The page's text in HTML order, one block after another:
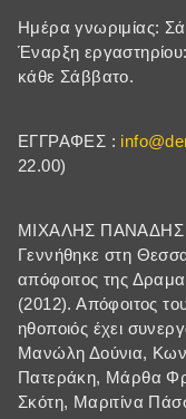
Ημέρα γνωριμίας:
Έναρξη
κάθε Σάββατο.
ΕΓΓΡΑΦΕΣ :
22.00)
ΜΙΧΑΛΗΣ ΠΑΝΑΔΗΣ
Γεννήθηκε στη
απόφοιτος της
(2012). Απόφοιτος
ηθοποιός έχει
Μανώλη Δούνια,
Πατεράκη, Μάρθα
Σκότη, Μαριτίνα